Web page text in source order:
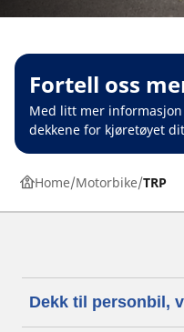
Fortell oss
Med litt mer
dekkene for kjøretøyet
Home Motorbike TRP
Dekk til personbil,